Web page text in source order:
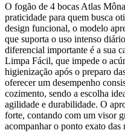
O fogão de 4 bocas Atlas
praticidade para quem busca
design funcional, o modelo
que suporta o uso intenso
diferencial importante é a sua
Limpa Fácil, que impede o
higienização após o preparo
oferecer um desempenho
cozimento, sendo a escolha
agilidade e durabilidade. O
forte, contando com um visor
acompanhar o ponto exato das